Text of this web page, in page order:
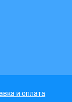
и оплата